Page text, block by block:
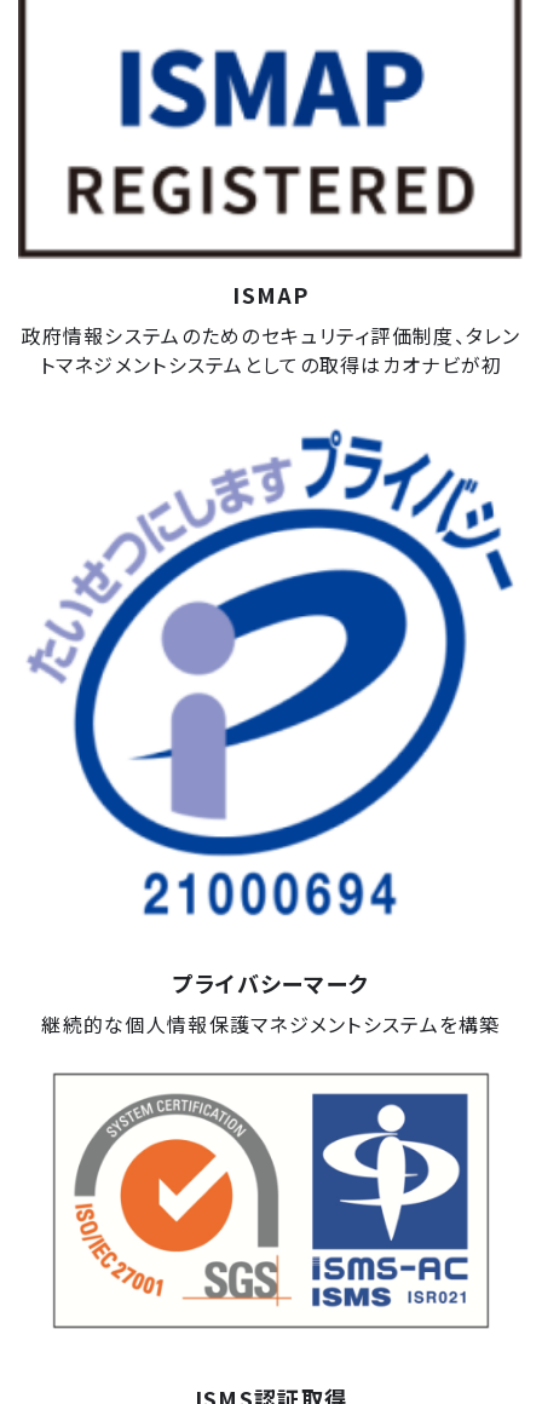
ISMAP
政府情報システムのためのセキュリティ評価制度、タレン
トマネジメントシステムとしての取得はカオナビが初
プライバシーマーク
継続的な個人情報保護マネジメントシステムを構築